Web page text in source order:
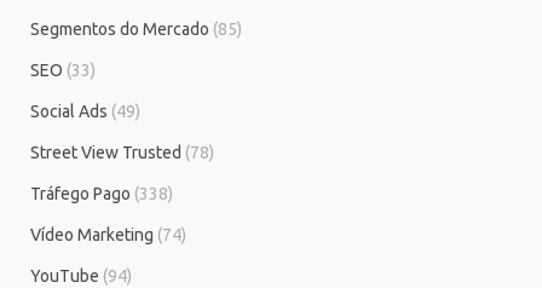
Segmentos do Mercado (85)
SEO (33)
Social Ads (49)
Street View Trusted (78)
Tráfego Pago (338)
Vídeo Marketing (74)
YouTube (94)